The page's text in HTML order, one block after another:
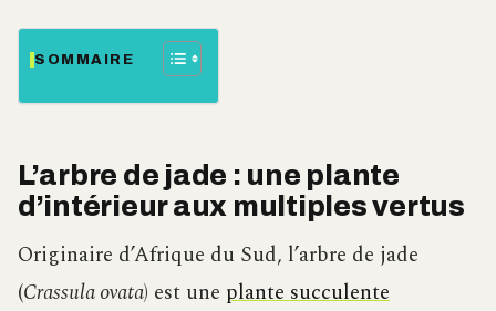
SOMMAIRE
L’arbre de jade : une plante
d’intérieur aux multiples vertus
Originaire d’Afrique du Sud, l’arbre de jade
(Crassula ovata) est une plante succulente